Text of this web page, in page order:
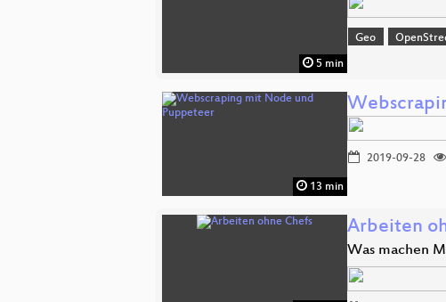
5 min
Geo
13 min
2019-09-28
Arbeiten
Was machen